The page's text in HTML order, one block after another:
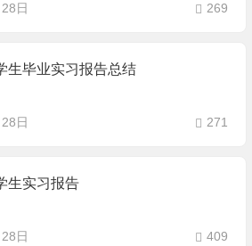
日 269
生毕业实习报告总结
日 271
生实习报告
日 409